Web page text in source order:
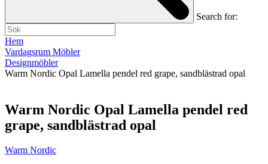
Search for:
Hem
Vardagsrum Möbler
Designmöbler
Warm Nordic Opal Lamella pendel red grape, sandblästrad opal
Warm Nordic Opal Lamella pendel red
grape, sandblästrad opal
Warm Nordic